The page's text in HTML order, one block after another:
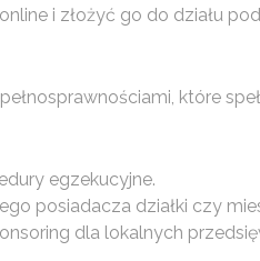
i złożyć go do działu
które
egzekucyjne.
posiadacza działki czy
dla lokalnych